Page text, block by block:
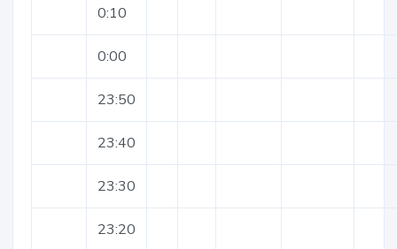
0:10
0:00
23:50
23:40
23:30
23:20